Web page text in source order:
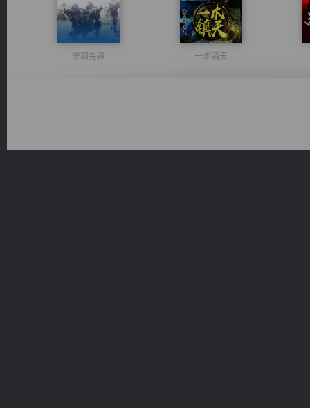
维和先锋 一术镇天